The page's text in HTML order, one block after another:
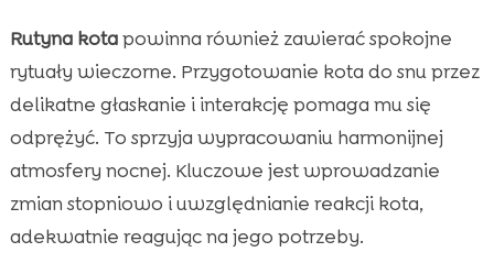
Rutyna kotapowinna również zawierać spokojne
rytuały wieczorne. Przygotowanie kota do snu przez
delikatne głaskanie i interakcję pomaga mu się
odprężyć. To sprzyja wypracowaniu harmonijnej
atmosfery nocnej. Kluczowe jest wprowadzanie
zmian stopniowo i uwzględnianie reakcji kota,
adekwatnie reagując na jego potrzeby.